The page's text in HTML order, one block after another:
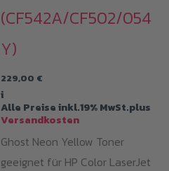
(CF542A/CF502/054
Y)
229,00 €
i
Alle Preise inkl.19% MwSt.plus
Versandkosten
Ghost Neon Yellow Toner
geeignet für HP Color LaserJet